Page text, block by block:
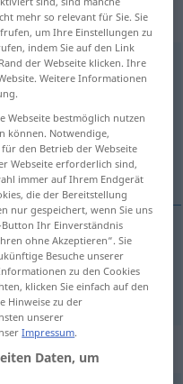
antippen)
mehr so relevant für Sie. Sie
um Ihre Einstellungen zu
indem Sie auf den Link
der Webseite klicken. Ihre
Weitere Informationen
Webseite bestmöglich nutzen
können. Notwendige,
den Betrieb der Webseite
Webseite erforderlich sind,
immer auf Ihrem Endgerät
die der Bereitstellung
nur gespeichert, wenn Sie uns
Ihr Einverständnis
ohne Akzeptieren“. Sie
Besuche unserer
zu den Cookies
klicken Sie einfach auf den
Hinweise zu der
unserer
Impressum.
Daten, um